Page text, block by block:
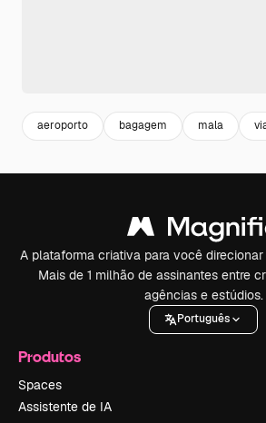
aeroporto bagagem mala
A plataforma criativa para você
Mais de 1 milhão de assinantes entre
agências e estúdios.
Português
Produtos
Spaces
Assistente de IA